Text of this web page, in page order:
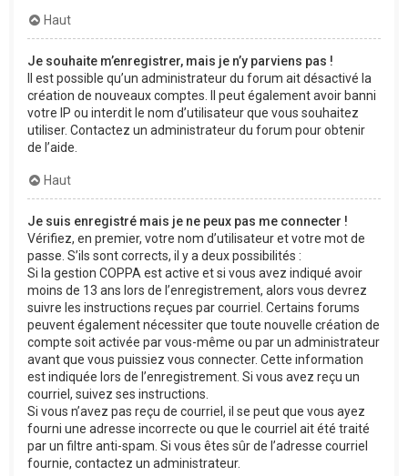
Haut
Je souhaite m’enregistrer, mais je n’y parviens pas !
Il est possible qu’un administrateur du forum ait désactivé la
création de nouveaux comptes. Il peut également avoir banni
votre IP ou interdit le nom d’utilisateur que vous souhaitez
utiliser. Contactez un administrateur du forum pour obtenir
de l’aide.
Haut
Je suis enregistré mais je ne peux pas me connecter !
Vérifiez, en premier, votre nom d’utilisateur et votre mot de
passe. S’ils sont corrects, il y a deux possibilités :
Si la gestion COPPA est active et si vous avez indiqué avoir
moins de 13 ans lors de l’enregistrement, alors vous devrez
suivre les instructions reçues par courriel. Certains forums
peuvent également nécessiter que toute nouvelle création de
compte soit activée par vous-même ou par un administrateur
avant que vous puissiez vous connecter. Cette information
est indiquée lors de l’enregistrement. Si vous avez reçu un
courriel, suivez ses instructions.
Si vous n’avez pas reçu de courriel, il se peut que vous ayez
fourni une adresse incorrecte ou que le courriel ait été traité
par un filtre anti-spam. Si vous êtes sûr de l’adresse courriel
fournie, contactez un administrateur.